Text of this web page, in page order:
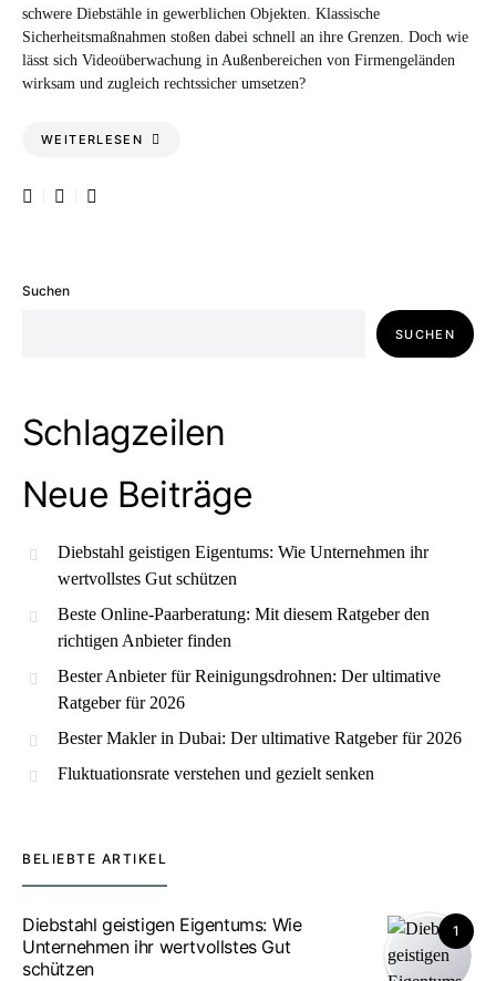
schwere Diebstähle in gewerblichen Objekten. Klassische
Sicherheitsmaßnahmen stoßen dabei schnell an ihre Grenzen. Doch wie
lässt sich Videoüberwachung in Außenbereichen von Firmengeländen
wirksam und zugleich rechtssicher umsetzen?
WEITERLESEN
Suchen
SUCHEN
Schlagzeilen
Neue Beiträge
Diebstahl geistigen Eigentums: Wie Unternehmen ihr
wertvollstes Gut schützen
Beste Online-Paarberatung: Mit diesem Ratgeber den
richtigen Anbieter finden
Bester Anbieter für Reinigungsdrohnen: Der ultimative
Ratgeber für 2026
Bester Makler in Dubai: Der ultimative Ratgeber für 2026
Fluktuationsrate verstehen und gezielt senken
BELIEBTE ARTIKEL
1
Diebstahl geistigen Eigentums: Wie
Unternehmen ihr wertvollstes Gut
schützen